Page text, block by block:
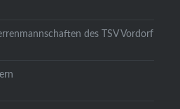
des TSV Vordorf